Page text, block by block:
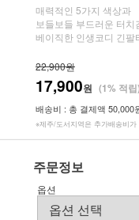
매력적인 5가지 색상과
보들보들 부드러운 터치
베이직한 인생코디 긴팔
22,900원
17,900원 (1% 적
배송비 : 총 결제액 50,000
※제주/도서지역은 추가배송비
주문정보
옵션